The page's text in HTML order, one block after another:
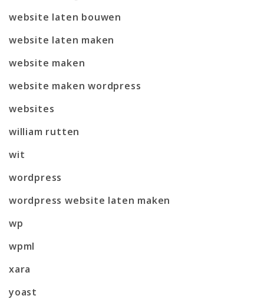
website laten bouwen
website laten maken
website maken
website maken wordpress
websites
william rutten
wit
wordpress
wordpress website laten maken
wp
wpml
xara
yoast